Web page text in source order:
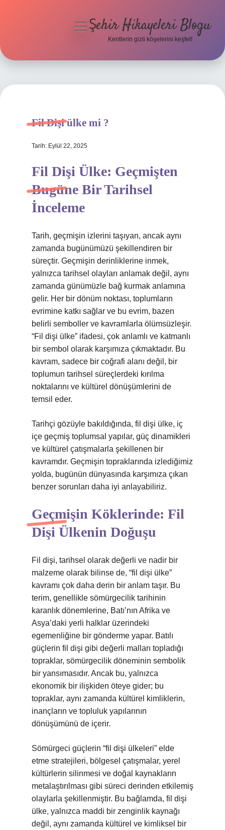
Hakkımızda
menüyüŞehir Hikayeleri Blogu
Kentlerin gizli köşelerini keşfet!
Fil Dişi ülke mi ?
Tarih: Eylül 22, 2025
Fil Dişi Ülke: Geçmişten
Bugüne Bir Tarihsel
İnceleme
Tarih, geçmişin izlerini taşıyan, ancak aynı
zamanda bugünümüzü şekillendiren bir
süreçtir. Geçmişin derinliklerine inmek,
yalnızca tarihsel olayları anlamak değil, aynı
zamanda günümüzle bağ kurmak anlamına
gelir. Her bir dönüm noktası, toplumların
evrimine katkı sağlar ve bu evrim, bazen
belirli semboller ve kavramlarla ölümsüzleşir.
“Fil dişi ülke” ifadesi, çok anlamlı ve katmanlı
bir sembol olarak karşımıza çıkmaktadır. Bu
kavram, sadece bir coğrafi alanı değil, bir
toplumun tarihsel süreçlerdeki kırılma
noktalarını ve kültürel dönüşümlerini de
temsil eder.
Tarihçi gözüyle bakıldığında, fil dişi ülke, iç
içe geçmiş toplumsal yapılar, güç dinamikleri
ve kültürel çatışmalarla şekillenen bir
kavramdır. Geçmişin topraklarında izlediğimiz
yolda, bugünün dünyasında karşımıza çıkan
benzer sorunları daha iyi anlayabiliriz.
Geçmişin Köklerinde: Fil
Dişi Ülkenin Doğuşu
Fil dişi, tarihsel olarak değerli ve nadir bir
malzeme olarak bilinse de, “fil dişi ülke”
kavramı çok daha derin bir anlam taşır. Bu
terim, genellikle sömürgecilik tarihinin
karanlık dönemlerine, Batı’nın Afrika ve
Asya’daki yerli halklar üzerindeki
egemenliğine bir gönderme yapar. Batılı
güçlerin fil dişi gibi değerli malları topladığı
topraklar, sömürgecilik döneminin sembolik
bir yansımasıdır. Ancak bu, yalnızca
ekonomik bir ilişkiden öteye gider; bu
topraklar, aynı zamanda kültürel kimliklerin,
inançların ve topluluk yapılarının
dönüşümünü de içerir.
Sömürgeci güçlerin “fil dişi ülkeleri” elde
etme stratejileri, bölgesel çatışmalar, yerel
kültürlerin silinmesi ve doğal kaynakların
metalaştırılması gibi süreci derinden etkilemiş
olaylarla şekillenmiştir. Bu bağlamda, fil dişi
ülke, yalnızca maddi bir zenginlik kaynağı
değil, aynı zamanda kültürel ve kimliksel bir